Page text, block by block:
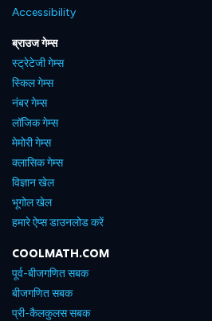
Accessibility
ब्राउज गेम्स
स्ट्रेटेजी गेम्स
स्किल गेम्स
नंबर गेम्स
लॉजिक गेम्स
मेमोरी गेम्स
क्लासिक गेम्स
विज्ञान खेल
भूगोल खेल
हमारे ऐप्स डाउनलोड करें
COOLMATH.COM
पूर्व-बीजगणित सबक
बीजगणित सबक
प्री-कैलकुलस सबक